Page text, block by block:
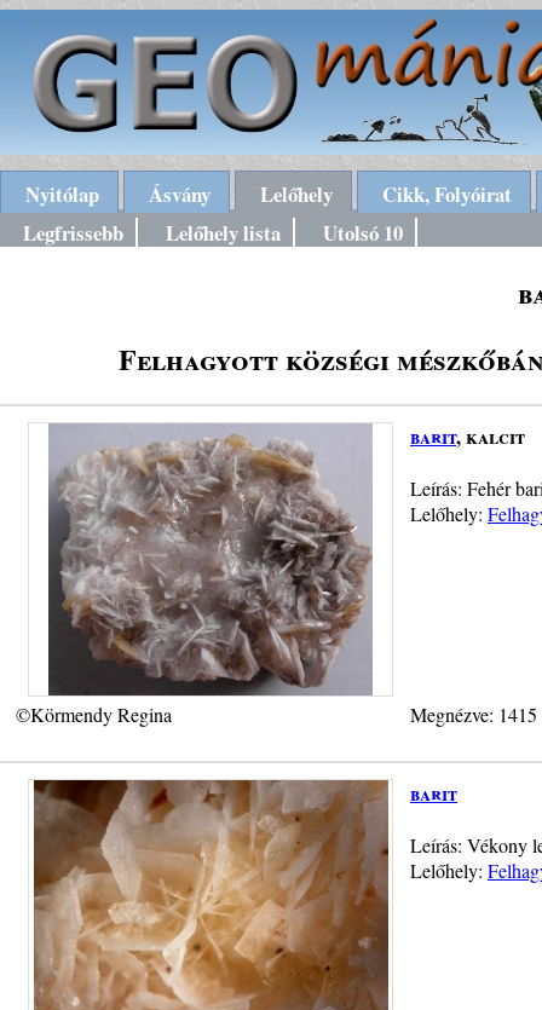
Nyitólap Ásvány Lelőhely
Cikk, Folyóirat
Legfrissebb
Lelőhely lista Utolsó 10
Felhagyott községi
barit, kalcit
Leírás: Fehér
Lelőhely:
©Körmendy Regina Megnézve:
barit
Leírás: Vékony
Lelőhely: